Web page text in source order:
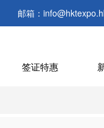
邮箱：
签证特惠